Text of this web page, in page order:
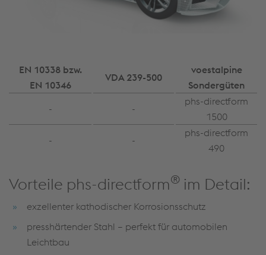
EN 10338 bzw.
EN 10346
VDA 239-500
voestalpine
Sondergüten
-
-
phs-directform
1500
-
-
phs-directform
490
Vorteile phs-directform® im Detail:
exzellenter kathodischer Korrosionsschutz
presshärtender Stahl – perfekt für automobilen
Leichtbau